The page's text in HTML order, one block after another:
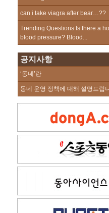
can i take viagra after bear…??
Trending Questions Is there a
blood pressure? Blood...
공지사항
‘동네’란
동네 운영 정책에 대해 설명드립